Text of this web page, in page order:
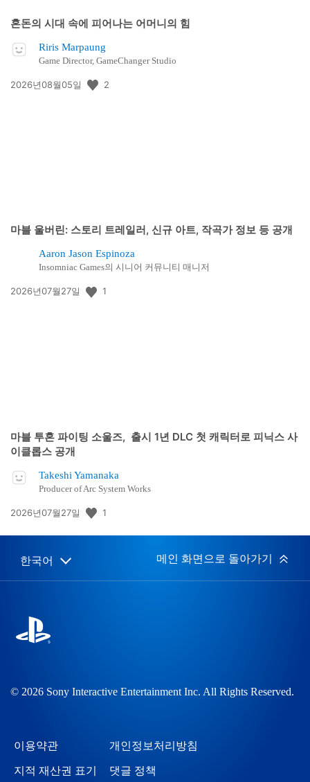
혼돈의 시대 속에 피어나는 어머니의 힘
Riris Marpaung
Game Director, GameChanger Studio
공
2026년08월05일 2
마블 울버린: 스토리 트레일러, 신규 아트, 작곡가 정보 등 공개
Aaron Jason Espinoza
Insomniac Games의 시니어 커뮤니티 매니저
공
2026년07월27일 1
마블 투혼 파이팅 소울즈, 출시 1년 DLC 첫 캐릭터로 피닉스 사
이클롭스 공개
Takeshi Yamanaka
Producer of Arc System Works
공
일:
2026년07월27일 1
Select
Current
한국어 메인 화면으로 돌아가기
© 2026 Sony Interactive Entertainment Inc. All Rights Reserved.
이용약관 개인정보처리방침
지적 재산권 표기 댓글 정책